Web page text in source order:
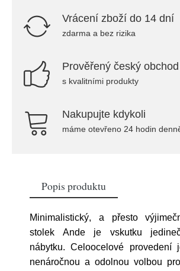
Vrácení zboží do 14 dní
zdarma a bez rizika
Prověřený český obchod
s kvalitními produkty
Nakupujte kdykoli
máme otevřeno 24 hodin
Popis produktu
Minimalistický, a přesto
stolek Ande je vskutku
nábytku. Celoocelové provedení
nenáročnou a odolnou volbou